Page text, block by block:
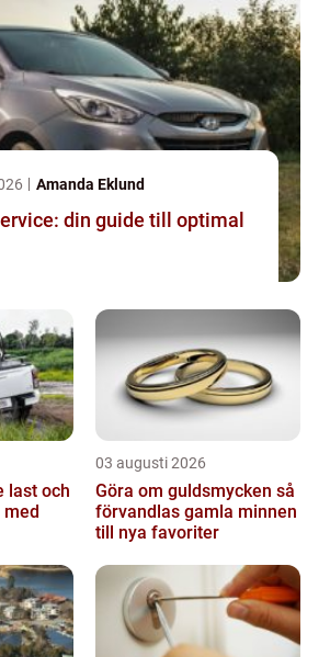
Amanda Eklund
din guide till optimal
03 augusti 2026
Göra om guldsmycken så
förvandlas gamla minnen
till nya favoriter